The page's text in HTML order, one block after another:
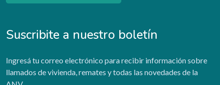
Suscribite a nuestro boletín
Ingresá tu correo electrónico para recibir información sobre
llamados de vivienda, remates y todas las novedades de la